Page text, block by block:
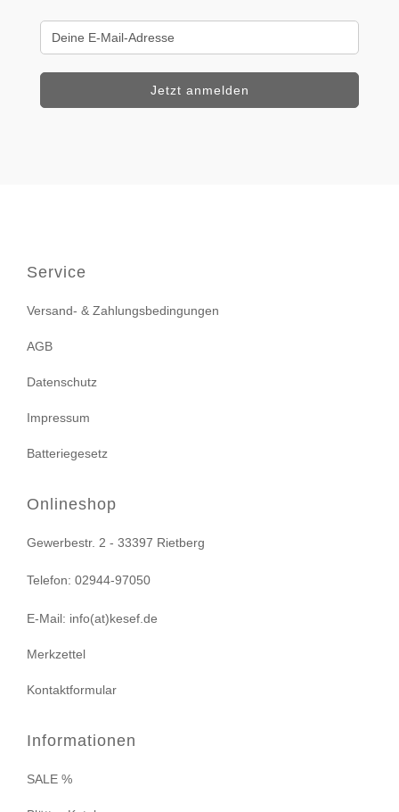
Service
Versand- & Zahlungsbedingungen
AGB
Datenschutz
Impressum
Batteriegesetz
Onlineshop
Gewerbestr. 2 - 33397 Rietberg
Telefon: 02944-97050
E-Mail: info(at)kesef.de
Merkzettel
Kontaktformular
Informationen
SALE %